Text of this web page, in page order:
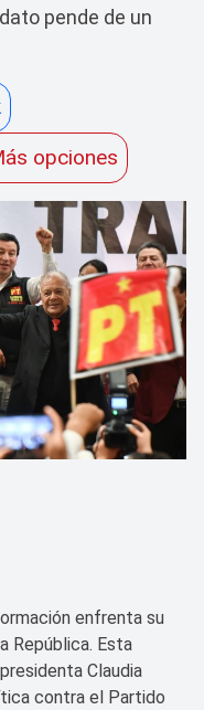
pende de un
opciones
enfrenta su
República. Esta
Claudia
contra el Partido